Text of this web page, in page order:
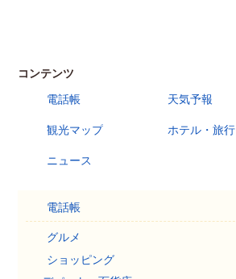
コンテンツ
電話帳
天気予報
観光マップ ホテル・旅行
ニュース
電話帳
グルメ
ショッピング